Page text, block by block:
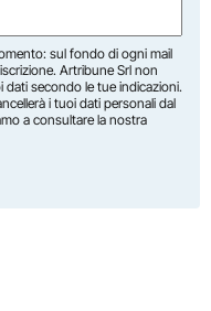
sul fondo di ogni mail
Artribune Srl non
dati secondo le tue indicazioni.
i tuoi dati personali dal
a consultare la nostra